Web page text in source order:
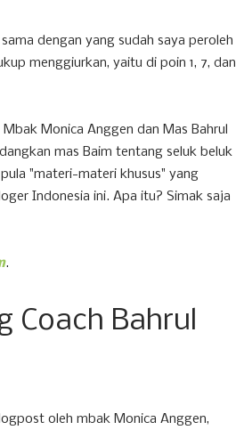
dengan yang sudah saya peroleh
menggiurkan, yaitu di poin 1, 7, dan
Monica Anggen dan Mas Bahrul
mas Baim tentang seluk beluk
"materi-materi khusus" yang
Indonesia ini. Apa itu? Simak saja
.
Coach Bahrul
oleh mbak Monica Anggen,